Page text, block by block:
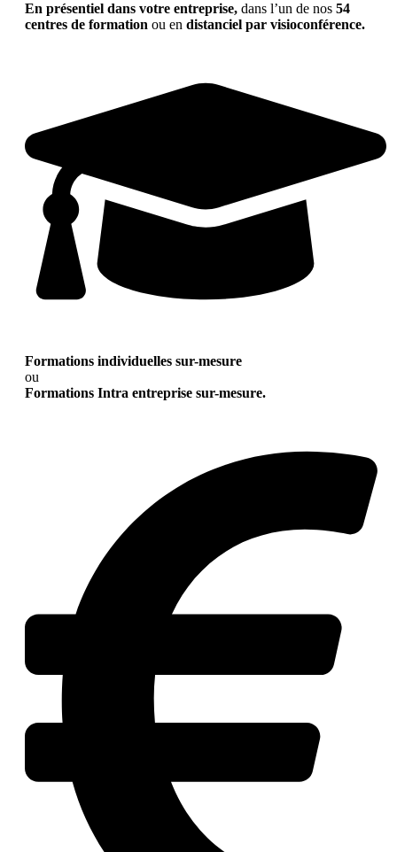
En présentiel dans votre entreprise, dans l’un de nos 54
centres de formation ou en distanciel par visioconférence.
Formations individuelles sur-mesure
ou
Formations Intra entreprise sur-mesure.